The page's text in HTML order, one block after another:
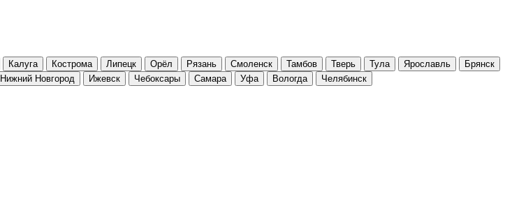
Калуга Кострома Липецк Орёл Рязань Смоленск Тамбов Тверь Тула Ярославль
Брянск
Нижний Новгород Ижевск Чебоксары Самара Уфа Вологда Челябинск